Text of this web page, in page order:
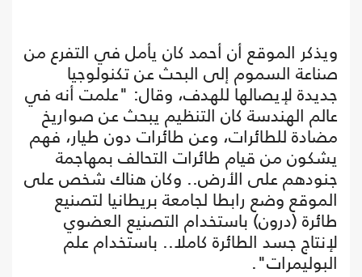
ويذكر الموقع أن أحمد كان يأمل في التفرع من
صناعة السموم إلى البحث عن تكنولوجيا
جديدة لإيصالها للهدف، وقال: "علمت أنه في
عالم الهندسة كان التنظيم يبحث عن صواريخ
مضادة للطائرات، وعن طائرات دون طيار، فهم
يشكون من قيام طائرات التحالف بمهاجمة
جنودهم على الأرض.. وكان هناك شخص على
الموقع وضع رابطا لجامعة بريطانيا لتصنيع
طائرة (درون) باستخدام التصنيع العضوي
لإنتاج جسد الطائرة كاملا.. باستخدام علم
البوليمرات".